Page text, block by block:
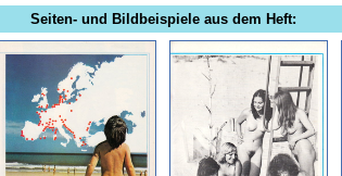
Seiten- und Bildbeispiele aus dem Heft: